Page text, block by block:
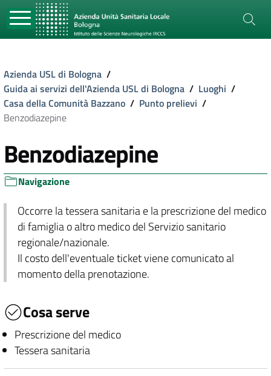
Azienda USL di Bologna /
Guida ai servizi dell'Azienda USL di Bologna / Luoghi /
Casa della Comunità Bazzano / Punto prelievi /
Benzodiazepine
Benzodiazepine
Navigazione
Occorre la tessera sanitaria e la prescrizione del medico
di famiglia o altro medico del Servizio sanitario
regionale/nazionale.
Il costo dell'eventuale ticket viene comunicato al
momento della prenotazione.
Cosa serve
Prescrizione del medico
Tessera sanitaria